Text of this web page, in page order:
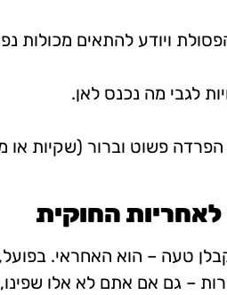
ויודע להתאים מכולות
לגבי מה נכנס לאן.
פשוט וברור (שקיות או
טעה – הוא האחראי.
– גם אם אתם לא אלו